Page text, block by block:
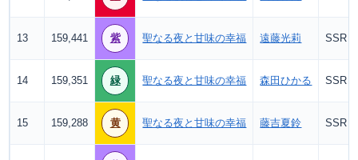
13 159,441 紫 聖なる夜と甘味の幸福 遠藤光莉 SSR
14 159,351 緑 聖なる夜と甘味の幸福 森田ひかる SSR
15 159,288 黄 聖なる夜と甘味の幸福 藤吉夏鈴 SSR